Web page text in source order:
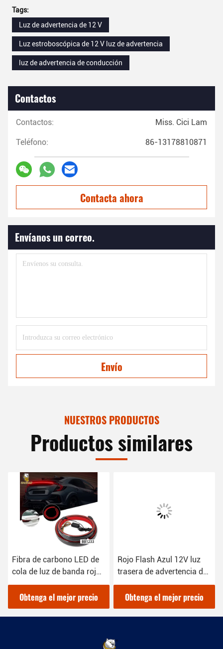
Tags:
Luz de advertencia de 12 V
Luz estroboscópica de 12 V luz de advertencia
luz de advertencia de conducción
Contactos
Contactos: Miss. Cici Lam
Teléfono: 86-13178810871
Contacta ahora
Envíanos un correo.
Envío
NUESTROS PRODUCTOS
Productos similares
Fibra de carbono LED de
cola de luz de banda roja
1000LM para el coche
para la motocicleta
Obtenga el mejor precio
Rojo Flash Azul 12V luz
trasera de advertencia de
colisión LED de la
motocicleta luz de giro
Obtenga el mejor precio